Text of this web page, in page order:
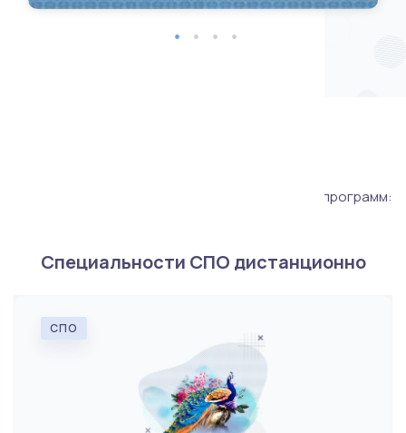
требованиям ФГОС. Составили топ популярных программ:
Специальности СПО дистанционно
СПО